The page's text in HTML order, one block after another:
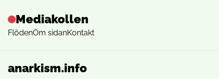
Mediakollen
FlödenOm sidanKontakt
anarkism.info